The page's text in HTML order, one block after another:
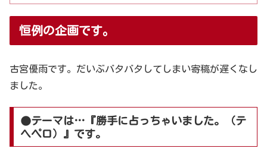
恒例の企画です。
古宮優雨です。だいぶバタバタしてしまい寄稿が遅くなし
ました。
●テーマは…『勝手に占っちゃいました。（テ
ヘペロ）』です。